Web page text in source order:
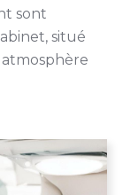
sont
situé